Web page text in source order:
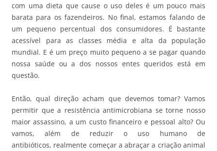
com uma dieta que cause o uso deles é um pouco mais
barata para os fazendeiros. No final, estamos falando de
um pequeno percentual dos consumidores. É bastante
acessível para as classes média e alta da população
mundial. E é um preço muito pequeno a se pagar quando
nossa saúde ou a dos nossos entes queridos está em
questão.
Então, qual direção acham que devemos tomar? Vamos
permitir que a resistência antimicrobiana se torne nosso
maior assassino, a um custo financeiro e pessoal alto? Ou
vamos, além de reduzir o uso humano de
antibióticos, realmente começar a abraçar a criação animal